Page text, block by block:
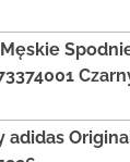
adidas